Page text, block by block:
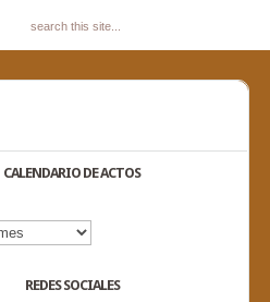
CALENDARIO DE ACTOS
REDES SOCIALES